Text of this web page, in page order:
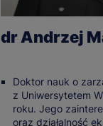
dr Andrzej
Doktor nauk o
z Uniwersytetem
roku. Jego
oraz działalność